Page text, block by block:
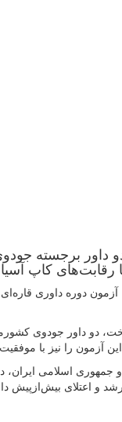
داور برجسته
رقابت‌های کاپ
دوره داوری
دو داور جودوی
آزمون را نیز با
اسلامی ایران،
و اعتلای بیش‌ازپیش